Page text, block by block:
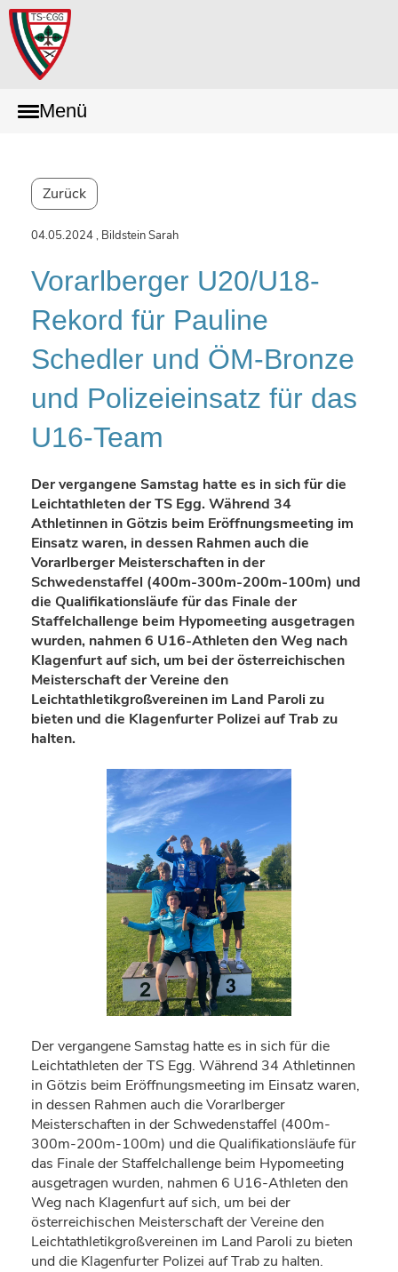
Menü
Zurück
04.05.2024, Bildstein Sarah
Vorarlberger U20/U18-
Rekord für Pauline
Schedler und ÖM-Bronze
und Polizeieinsatz für das
U16-Team
Der vergangene Samstag hatte es in sich für die
Leichtathleten der TS Egg. Während 34
Athletinnen in Götzis beim Eröffnungsmeeting im
Einsatz waren, in dessen Rahmen auch die
Vorarlberger Meisterschaften in der
Schwedenstaffel (400m-300m-200m-100m) und
die Qualifikationsläufe für das Finale der
Staffelchallenge beim Hypomeeting ausgetragen
wurden, nahmen 6 U16-Athleten den Weg nach
Klagenfurt auf sich, um bei der österreichischen
Meisterschaft der Vereine den
Leichtathletikgroßvereinen im Land Paroli zu
bieten und die Klagenfurter Polizei auf Trab zu
halten.
Der vergangene Samstag hatte es in sich für die
Leichtathleten der TS Egg. Während 34 Athletinnen
in Götzis beim Eröffnungsmeeting im Einsatz waren,
in dessen Rahmen auch die Vorarlberger
Meisterschaften in der Schwedenstaffel (400m-
300m-200m-100m) und die Qualifikationsläufe für
das Finale der Staffelchallenge beim Hypomeeting
ausgetragen wurden, nahmen 6 U16-Athleten den
Weg nach Klagenfurt auf sich, um bei der
österreichischen Meisterschaft der Vereine den
Leichtathletikgroßvereinen im Land Paroli zu bieten
und die Klagenfurter Polizei auf Trab zu halten.